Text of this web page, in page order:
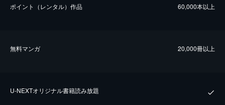
ポイント（レンタル）作品 60,000本以上
無料マンガ 20,000冊以上
U-NEXTオリジナル書籍読み放題